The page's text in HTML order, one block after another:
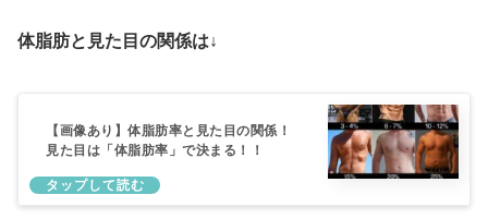
体脂肪と見た目の関係は↓
【画像あり】体脂肪率と見た目の関係！
見た目は「体脂肪率」で決まる！！